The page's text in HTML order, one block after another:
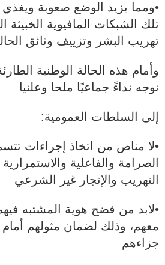
•ومما يزيد الوضع صعوبة ويغذي
تلك الشبكات المافيوية
تهريب البشر وتزييف وثائق
وأمام هذه الحالة الوطنية
نوجه نداءً جماعيًا ملحا وعلنيا
إلى السلطات العمومية:
•لا مناص من اتخاذ إجراءات
الصرامة والفاعلية
التهريب والإتجار غير الشرعي
•لابد من فضح هوية المشتبه
معهم، وذلك لضمان مثولهم أمام
جزاءهم